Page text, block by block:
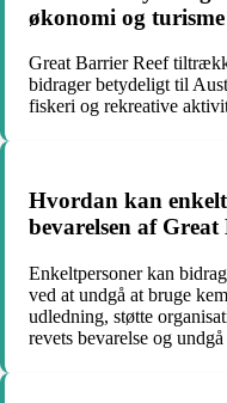
økonomi og
Great Barrier Reef
bidrager betydeligt til
fiskeri og rekreative
Hvordan kan
bevarelsen af
Enkeltpersoner kan
ved at undgå at bruge
udledning, støtte
revets bevarelse og